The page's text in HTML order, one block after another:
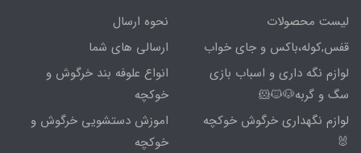
لیست محصولات
قفس,کوله،باکس و جای خواب
لوازم نگه داری و اسباب بازی
سگ و گربه🐶🐱🐹
لوازم نگهداری خرگوش خوکچه
🐰
نحوه ارسال
ارسالی های شما
انواع علوفه بند خرگوش و
خوکچه
اموزش دستشویی خرگوش و
خوکچه